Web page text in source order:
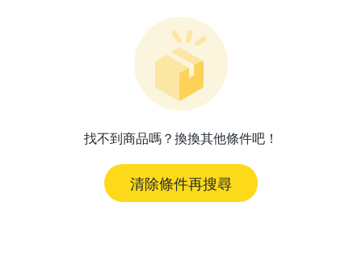
找不到商品嗎？換換其他條件吧！
清除條件再搜尋